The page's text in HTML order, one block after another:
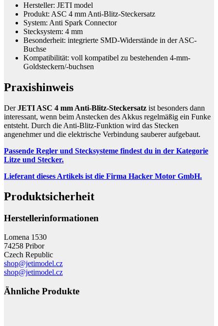
Hersteller: JETI model
Produkt: ASC 4 mm Anti-Blitz-Steckersatz
System: Anti Spark Connector
Stecksystem: 4 mm
Besonderheit: integrierte SMD-Widerstände in der ASC-
Buchse
Kompatibilität: voll kompatibel zu bestehenden 4-mm-
Goldsteckern/-buchsen
Praxishinweis
DerJETI ASC 4 mm Anti-Blitz-Steckersatz ist besonders dann
interessant, wenn beim Anstecken des Akkus regelmäßig ein Funke
entsteht. Durch die Anti-Blitz-Funktion wird das Stecken
angenehmer und die elektrische Verbindung sauberer aufgebaut.
Passende Regler und Stecksysteme findest du in der Kategorie
Litze und Stecker.
Lieferant dieses Artikels ist die Firma Hacker Motor GmbH.
Produktsicherheit
Herstellerinformationen
Lomena 1530
74258 Pribor
Czech Republic
shop@jetimodel.cz
shop@jetimodel.cz
Ähnliche Produkte